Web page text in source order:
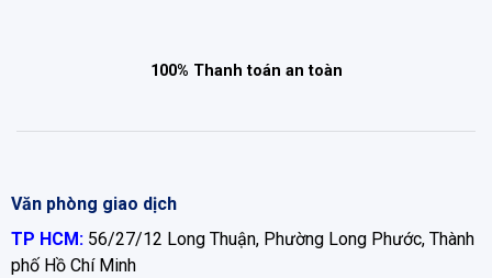
100% Thanh toán an toàn
Văn phòng giao dịch
TP HCM: 56/27/12 Long Thuận, Phường Long Phước, Thành
phố Hồ Chí Minh